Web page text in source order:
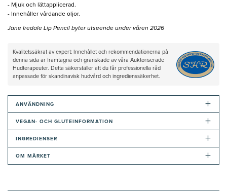
- Mjuk och lättapplicerad.
- Innehåller vårdande oljor.
Jane Iredale Lip Pencil byter utseende under våren 2026
Kvalitetssäkrat av expert: Innehållet och rekommendationerna på
denna sida är framtagna och granskade av våra Auktoriserade
Hudterapeuter. Detta säkerställer att du får professionella råd
anpassade för skandinavisk hudvård och ingredienssäkerhet.
ANVÄNDNING +
VEGAN- OCH GLUTEINFORMATION +
INGREDIENSER +
OM MÄRKET +